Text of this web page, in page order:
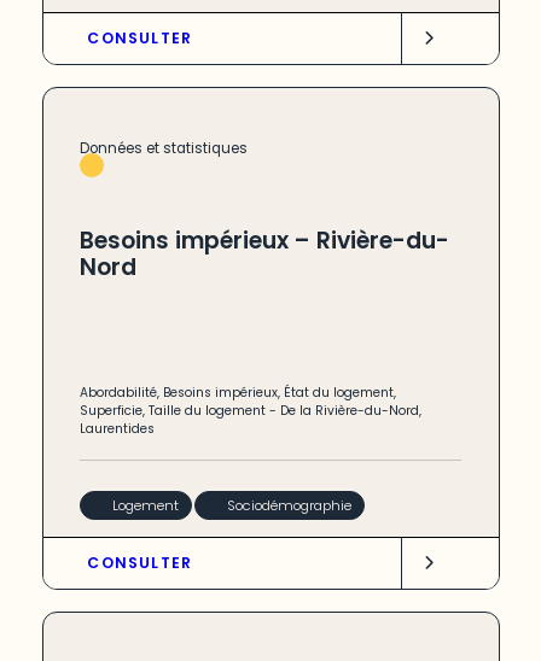
CONSULTER
Données et statistiques
Besoins impérieux – Rivière-du-
Nord
Abordabilité, Besoins impérieux, État du logement,
Superficie,Taille du logement - De la Rivière-du-Nord,
Laurentides
Logement Sociodémographie
CONSULTER